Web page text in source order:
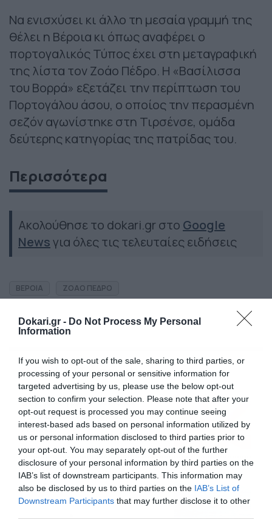
Dokari.gr - Do Not Process My Personal
Information
If you wish to opt-out of the sale, sharing to third parties, or
processing of your personal or sensitive information for
targeted advertising by us, please use the below opt-out
section to confirm your selection. Please note that after your
opt-out request is processed you may continue seeing
interest-based ads based on personal information utilized by
us or personal information disclosed to third parties prior to
your opt-out. You may separately opt-out of the further
disclosure of your personal information by third parties on the
IAB’s list of downstream participants. This information may
also be disclosed by us to third parties on the IAB’s List of
Downstream Participants that may further disclose it to other
Να ενισχύσει κι άλλο τη μεσαία γραμμή της
θέλει η Βέροια κι όπως αναφέρει ο
πορτογαλικός Τύπος έχει στη μεταγραφική
της λίστα τον Ζοάο Πέδρο. Η «Βασίλισσα
του Βορρά» εξετάζει την περίπτωση του
Πορτογάλου άσου, ο οποίος την περασμένη
σεζόν αγωνίστηκε στη Τιρσένσε, ομάδα
δεύτερης κατηγορίας της πατρίδας του.
Περισσότερα
Ακολούθησε το dokari.gr στο Google
Newsγια όλες τις τελευταίες ειδήσεις
ΒΕΡΟΙΑ ΖΟΑΟ ΠΕΔΡΟ
Ροή Ειδήσεων
Εορτολόγιο 10-8: Ποιοι
γιορτάζουν σήμερα; Χρόνια
Πολλά…
10/08/2026 10:47
Καιρός: Ισχυροί βοριάδες
στο Αιγαίο τον
Δεκαπενταύγουστο – Πώς θα